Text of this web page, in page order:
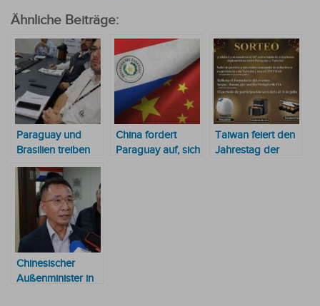
Ähnliche Beiträge:
Paraguay und
Brasilien treiben
Energiewende
voran: Itaipu setzt
auf diversifizierte
und nachhaltige
Energiematrix
China fordert
Paraguay auf, sich
Taiwan feiert den
Jahrestag der
Chinesischer
Außenminister in